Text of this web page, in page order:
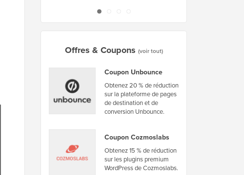
Offres & Coupons (voir tout)
Coupon Unbounce
Obtenez 20 % de réduction
sur la plateforme de pages
de destination et de
conversion Unbounce.
Coupon Cozmoslabs
Obtenez 15 % de réduction
sur les plugins premium
WordPress de Cozmoslabs.